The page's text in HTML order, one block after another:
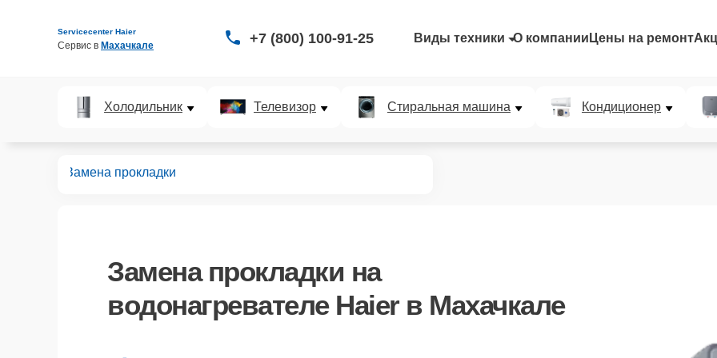
Servicecenter Haier
Сервис в Махачкале +7 (800) 100-91-25 Виды техники О компании Цены на ремонт
Холодильник Телевизор Стиральная машина Кондиционер
Замена прокладки
Замена прокладки на
водонагревателе Haier в Махачкале